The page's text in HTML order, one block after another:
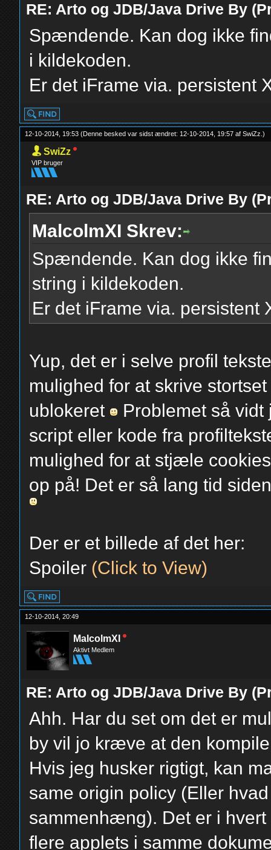
RE: Arto og JDB/Java Drive By
Spændende. Kan dog ikke
i kildekoden.
Er det iFrame via. persistent
12-10-2014, 19:53(Denne besked var sidst ændret: 12-10-2014, 19:57 afSwiZz .)
SwiZz
VIP bruger
RE: Arto og JDB/Java Drive By
MalcolmXI Skrev:
Spændende. Kan dog ikke
string i kildekoden.
Er det iFrame via. persistent
Yup, det er i selve profil
mulighed for at skrive
ublokeret
Problemet så
script eller kode fra
mulighed for at stjæle
op på! Det er så lang tid
Der er et billede af det her:
Spoiler (Click to View)
12-10-2014, 20:49
MalcolmXI
Aktivt Medlem
RE: Arto og JDB/Java Drive By
Ahh. Har du set om det er
by vil jo kræve at den
Hvis jeg husker rigtigt, kan
same origin policy (Eller
sammenhæng). Det er i
flere applets i samme